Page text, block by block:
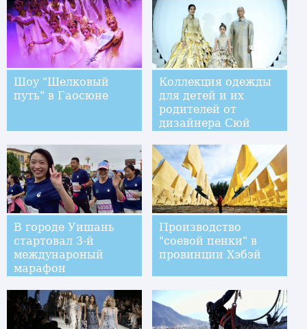
Шоу "Шелковый
путь" в Гаосюне
Коллекция одежды
для детей и их
родителей от
дизайнера Сюй
моды в Пекине
В городе Уишань
стартовал 3-й
междунароный
марафон
Производство
"соевой пенки" в
провинции Хэбэй